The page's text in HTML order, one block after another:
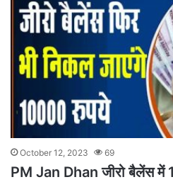
October 12, 2023 69
PM Jan Dhan जीरो बैलेंस